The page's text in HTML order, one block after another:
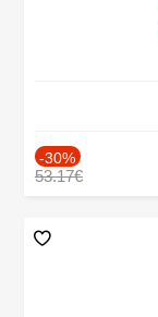
-30%
53.17€